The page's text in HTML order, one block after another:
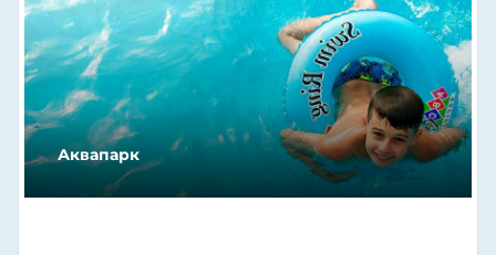
Аквапарк